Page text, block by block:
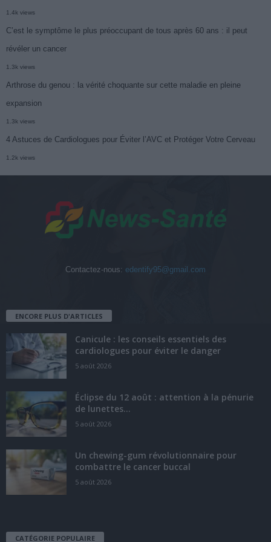
1.4k views
C’est le symptôme le plus préoccupant de tous après 60 ans : il peut
révéler un cancer
1.3k views
Arthrose du genou : la vérité choquante sur cette maladie en pleine
expansion
1.3k views
4 Astuces de Cardiologues pour Éviter l’AVC et Protéger Votre Cerveau
1.2k views
Contactez-nous: edentify95@gmail.com
ENCORE PLUS D'ARTICLES
Canicule : les conseils essentiels des
cardiologues pour éviter le danger
5 août 2026
Éclipse du 12 août : attention à la pénurie
de lunettes...
5 août 2026
Un chewing-gum révolutionnaire pour
combattre le cancer buccal
5 août 2026
CATÉGORIE POPULAIRE